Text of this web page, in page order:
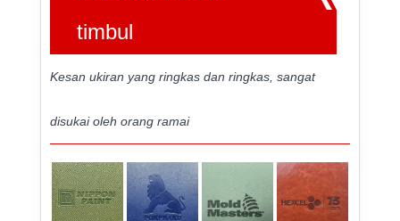
timbul
Kesan ukiran yang ringkas dan ringkas, sangat
disukai oleh orang ramai